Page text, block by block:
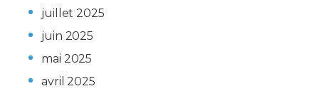
juillet 2025
juin 2025
mai 2025
avril 2025